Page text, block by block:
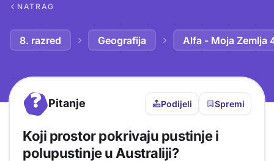
NATRAG
8. razred Geografija Alfa - Moja Zemlja
? Pitanje Podijeli Spremi
Koji prostor pokrivaju pustinje i
polupustinje u Australiji?